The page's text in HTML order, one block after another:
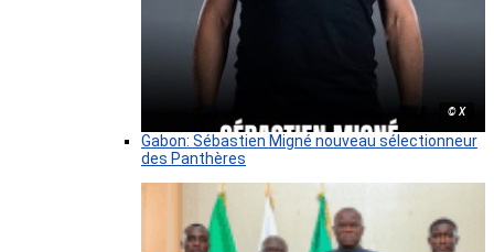
© X
Gabon: Sébastien Migné nouveau sélectionneur
des Panthères